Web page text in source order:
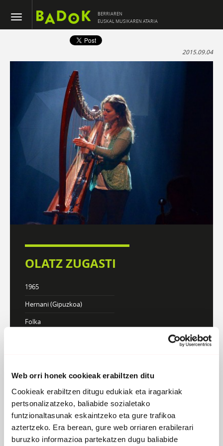
Web orri honek cookieak erabiltzen ditu
Cookieak erabiltzen ditugu edukiak eta iragarkiak
pertsonalizatzeko, baliabide sozialetako
funtzionaltasunak eskaintzeko eta gure trafikoa
aztertzeko. Era berean, gure web orriaren erabilerari
buruzko informazioa partekatzen dugu baliabide
BERRIAREN
EUSKAL MUSIKAREN ATARIA
2015.09.04
OLATZ ZUGASTI
1965
Hernani (Gipuzkoa)
Folka
DISKOGRAFIA BIOGRAFIA